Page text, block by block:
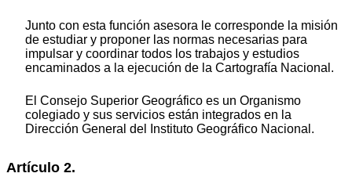
Junto con esta función asesora le corresponde la misión
de estudiar y proponer las normas necesarias para
impulsar y coordinar todos los trabajos y estudios
encaminados a la ejecución de la Cartografía Nacional.
El Consejo Superior Geográfico es un Organismo
colegiado y sus servicios están integrados en la
Dirección General del Instituto Geográfico Nacional.
Artículo 2.